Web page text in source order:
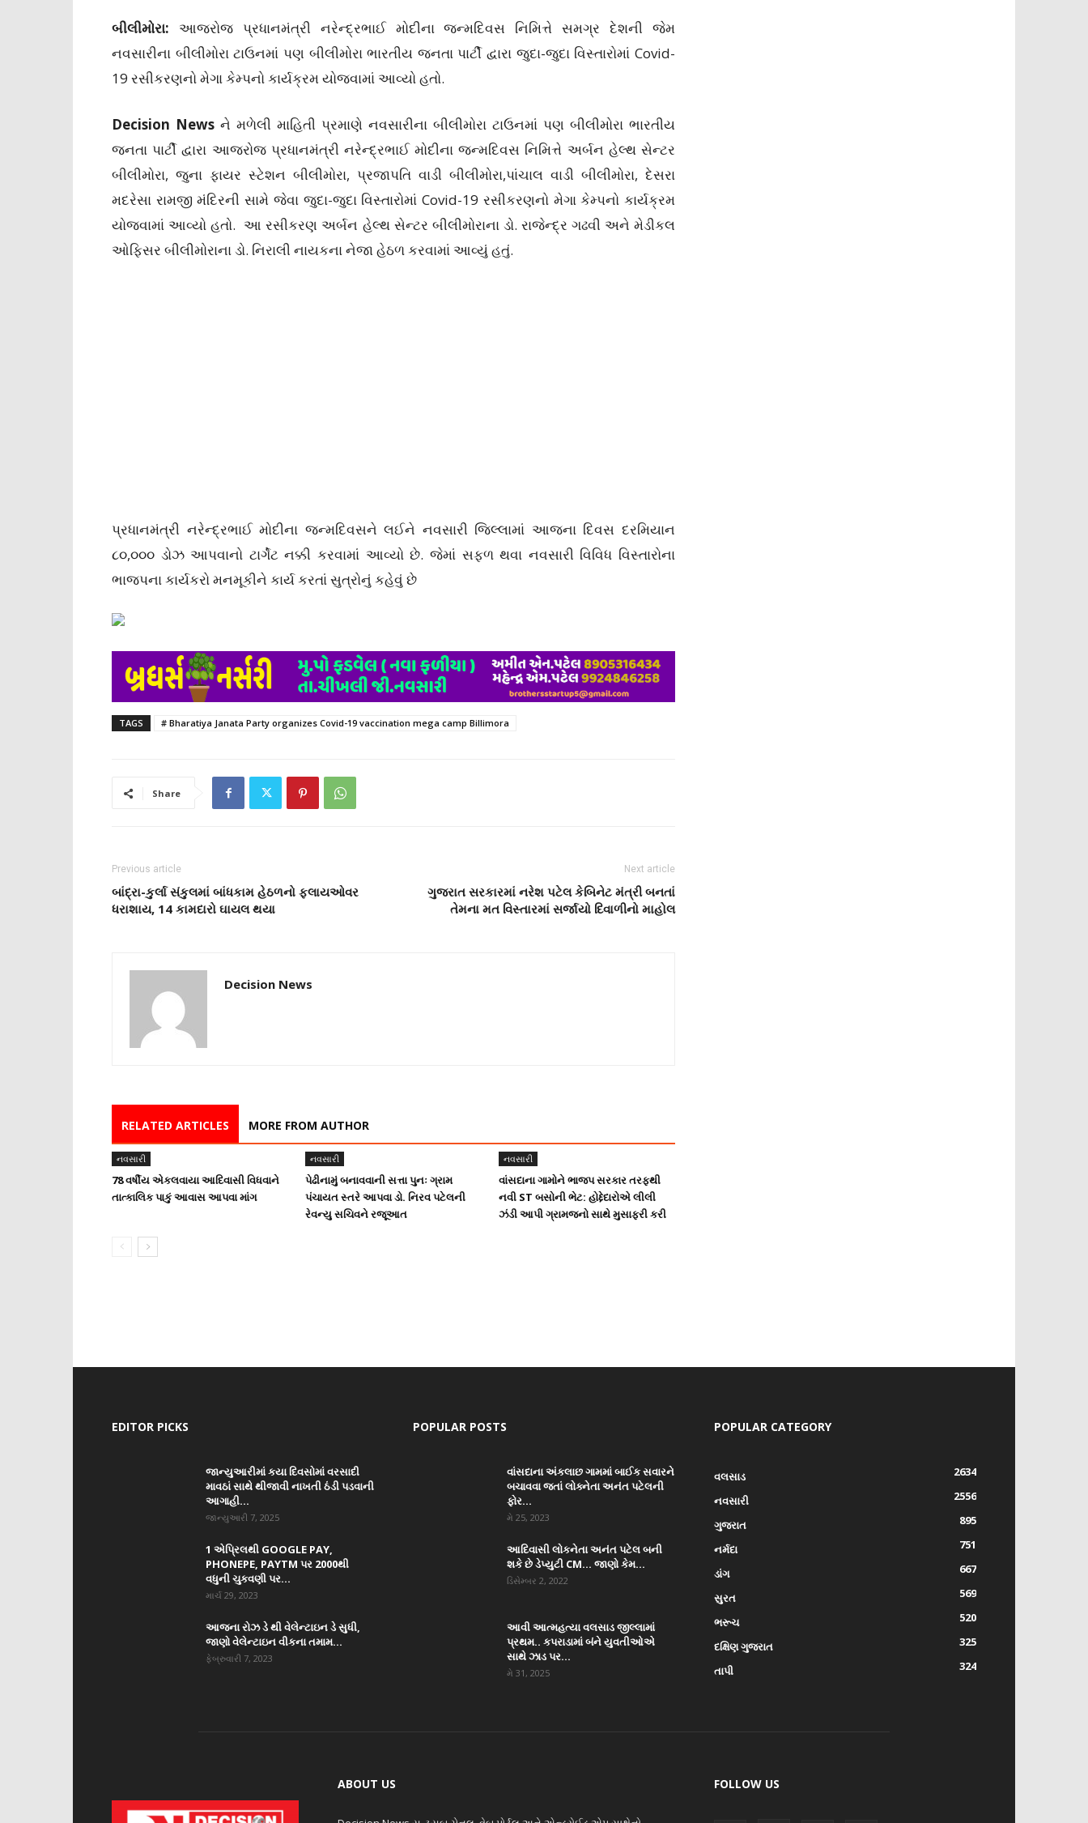
બીલીમોરા: આજરોજ પ્રધાનમંત્રી નરેન્દ્રભાઈ મોદીના જન્મદિવસ નિમિત્તે સમગ્ર દેશની જેમ
નવસારીના બીલીમોરા ટાઉનમાં પણ બીલીમોરા ભારતીય જનતા પાર્ટી દ્વારા જુદા-જુદા વિસ્તારોમાં Covid-
19 રસીકરણનો મેગા કેમ્પનો કાર્યક્રમ યોજવામાં આવ્યો હતો.
Decision News ને મળેલી માહિતી પ્રમાણે નવસારીના બીલીમોરા ટાઉનમાં પણ બીલીમોરા ભારતીય
જનતા પાર્ટી દ્વારા આજરોજ પ્રધાનમંત્રી નરેન્દ્રભાઈ મોદીના જન્મદિવસ નિમિત્તે અર્બન હેલ્થ સેન્ટર
બીલીમોરા, જુના ફાયર સ્ટેશન બીલીમોરા, પ્રજાપતિ વાડી બીલીમોરા,પાંચાલ વાડી બીલીમોરા, દેસરા
મદરેસા રામજી મંદિરની સામે જેવા જુદા-જુદા વિસ્તારોમાં Covid-19 રસીકરણનો મેગા કેમ્પનો કાર્યક્રમ
યોજવામાં આવ્યો હતો. આ રસીકરણ અર્બન હેલ્થ સેન્ટર બીલીમોરાના ડો. રાજેન્દ્ર ગઢવી અને મેડીકલ
ઓફિસર બીલીમોરાના ડો. નિરાલી નાયકના નેજા હેઠળ કરવામાં આવ્યું હતું.
પ્રધાનમંત્રી નરેન્દ્રભાઈ મોદીના જન્મદિવસને લઈને નવસારી જિલ્લામાં આજના દિવસ દરમિયાન
૮૦,૦૦૦ ડોઝ આપવાનો ટાર્ગેટ નક્કી કરવામાં આવ્યો છે. જેમાં સફળ થવા નવસારી વિવિધ વિસ્તારોના
ભાજપના કાર્યકરો મનમૂકીને કાર્ય કરતાં સુત્રોનું કહેવું છે
TAGS # Bharatiya Janata Party organizes Covid-19 vaccination mega camp Billimora
Share
Previous article
બાંદ્રા-કુર્લા સંકુલમાં બાંધકામ હેઠળનો ફ્લાયઓવર
ધરાશાય, 14 કામદારો ઘાયલ થયા
Next article
ગુજરાત સરકારમાં નરેશ પટેલ કેબિનેટ મંત્રી બનતાં
તેમના મત વિસ્તારમાં સર્જાયો દિવાળીનો માહોલ
Decision News
RELATED ARTICLES MORE FROM AUTHOR
નવસારી
78 વર્ષીય એકલવાયા આદિવાસી વિધવાને
તાત્કાલિક પાકું આવાસ આપવા માંગ
નવસારી
પેઢીનામું બનાવવાની સત્તા પુનઃ ગ્રામ
પંચાયત સ્તરે આપવા ડો. નિરવ પટેલની
રેવન્યુ સચિવને રજૂઆત
નવસારી
વાંસદાના ગામોને ભાજપ સરકાર તરફથી
નવી ST બસોની ભેટ: હોદ્દેદારોએ લીલી
ઝંડી આપી ગ્રામજનો સાથે મુસાફરી કરી
EDITOR PICKS
જાન્યુઆરીમાં કયા દિવસોમાં વરસાદી
માવઠાં સાથે થીજાવી નાખતી ઠંડી પડવાની
આગાહી...
જાન્યુઆરી 7, 2025
1 એપ્રિલથી GOOGLE PAY,
PHONEPE, PAYTM પર 2000થી
વધુની ચુકવણી પર...
માર્ચ 29, 2023
આજના રોઝ ડે થી વેલેન્ટાઇન ડે સુધી,
જાણો વેલેન્ટાઇન વીકના તમામ...
ફેબ્રુવારી 7, 2023
POPULAR POSTS
વાંસદાના અંકલાછ ગામમાં બાઈક સવારને
બચાવવા જતાં લોક્નેતા અનંત પટેલની
ફોર...
મે 25, 2023
આદિવાસી લોકનેતા અનંત પટેલ બની
શકે છે ડેપ્યુટી CM… જાણો કેમ...
ડિસેમ્બર 2, 2022
આવી આત્મહત્યા વલસાડ જીલ્લામાં
પ્રથમ.. કપરાડામાં બંને યુવતીઓએ
સાથે ઝાડ પર...
મે 31, 2025
POPULAR CATEGORY
વલસાડ
2634
નવસારી
2556
ગુજરાત
895
નર્મદા
751
ડાંગ
667
સુરત
569
ભરૂચ
520
દક્ષિણ ગુજરાત
325
તાપી
324
ABOUT US FOLLOW US